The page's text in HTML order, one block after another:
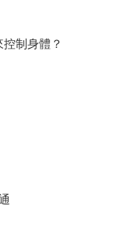
制身體？